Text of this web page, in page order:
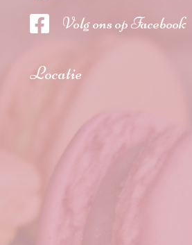
 Volg ons op Facebook
Locatie